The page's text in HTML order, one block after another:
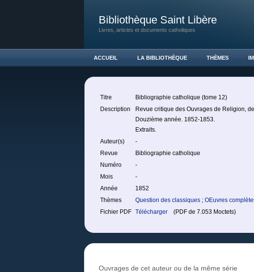
Bibliothèque Saint Libère
Livres, articles et documents catholiques
ACCUEIL LA BIBLIOTHÈQUE THÈMES
Titre
Bibliographie catholique (tome 12)
Description
Revue critique des Ouvrages de Religion,
Douzième année. 1852-1853.
Extraits.
Auteur(s)
-
Revue
Bibliographie catholique
Numéro
-
Mois
-
Année
1852
Thèmes
Question des classiques ; OEuvres
Fichier PDF Télécharger (PDF de 7.053 Moctets)
Ouvrages de cet auteur ou de la même série